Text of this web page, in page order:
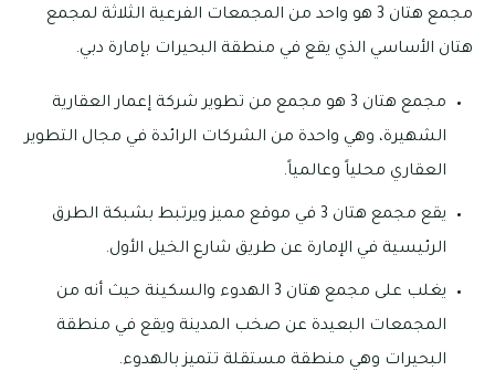
مجمع هتان 3 هو واحد من المجمعات الفرعية الثلاثة لمجمع
هتان الأساسي الذي يقع في منطقة البحيرات بإمارة دبي.
مجمع هتان 3 هو مجمع من تطوير شركة إعمار العقارية
الشهيرة، وهي واحدة من الشركات الرائدة في مجال التطوير
العقاري محلياً وعالمياً.
يقع مجمع هتان 3 في موقع مميز ويرتبط بشبكة الطرق
الرئيسية في الإمارة عن طريق شارع الخيل الأول.
يغلب على مجمع هتان 3 الهدوء والسكينة حيث أنه من
المجمعات البعيدة عن صخب المدينة ويقع في منطقة
البحيرات وهي منطقة مستقلة تتميز بالهدوء.